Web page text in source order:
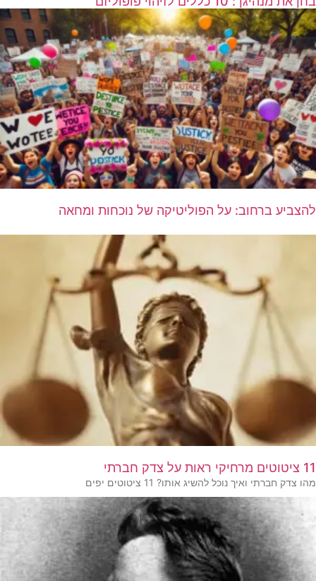
להצביע ברחוב: על הפוליטיקה של נוכחות ומחאה
11 ציטוטים מרחיקי ראות על צדק חברתי
מהו צדק חברתי ואיך נוכל להשיג אותו? 11 ציטוטים יפים